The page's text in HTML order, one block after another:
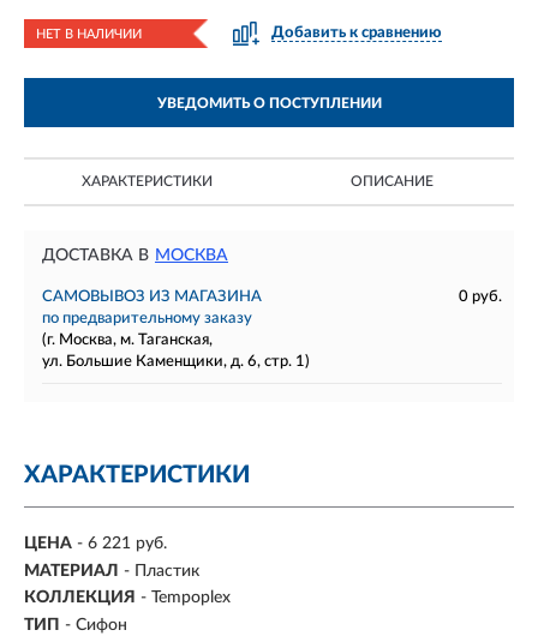
НЕТ В НАЛИЧИИ Добавить к сравнению
УВЕДОМИТЬ О ПОСТУПЛЕНИИ
ХАРАКТЕРИСТИКИ ОПИСАНИЕ
ДОСТАВКА В МОСКВА
САМОВЫВОЗ ИЗ МАГАЗИНА
0 руб.
по предварительному заказу
(г. Москва, м. Таганская,
ул. Большие Каменщики, д. 6, стр. 1)
ХАРАКТЕРИСТИКИ
ЦЕНА - 6 221 руб.
МАТЕРИАЛ - Пластик
КОЛЛЕКЦИЯ - Tempoplex
ТИП - Сифон